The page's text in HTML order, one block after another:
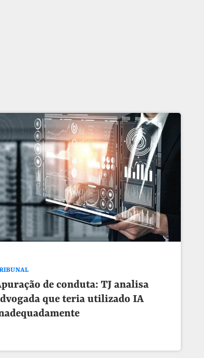
de conduta: TJ analisa
que teria utilizado IA